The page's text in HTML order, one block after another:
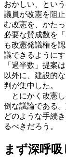
おかしい、とい
議員が改憲を阻
む改憲を、かた
必要な賛成数を
も改憲発議権を
議できるように
「過半数」提案
以外に、建設的
判が集中した。
とにかく改憲し
倒な議論である
どのような手続
るべきだろう。
まず深呼